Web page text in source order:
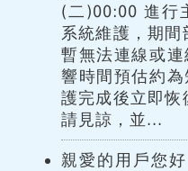
(二)00:00 進行
系統維護，期
暫無法連線或
響時間預估約
護完成後立即恢
請見諒，並...
親愛的用戶您